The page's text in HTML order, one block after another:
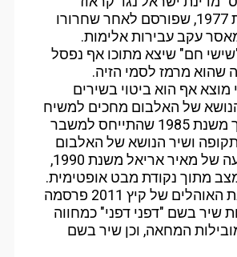
שמואל" משנת 1977, שפורסם לאחר שחרורו
עקב עבירות אלימות.
חם" שיצא מתוכו אף נפסל
שהוא מרמז לסמי הזיה.
אף הוא ביטוי בשירים
של האלבום מחכים למשיח
של שלום חנוך משנת 1985 שהתייחס למשבר
ושיר הנושא של האלבום
עברנו את פרעה של מאיר אריאל משנת 1990,
מתוך נקודת מבט אופטימית.
בעקבות מחאת האוהלים של קיץ 2011 פרסמה
שיר בשם "דפני דפני" כמחווה
המחאה, וכן שיר בשם